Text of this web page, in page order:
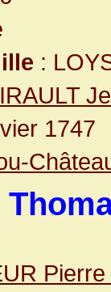
:
1747
Pierre